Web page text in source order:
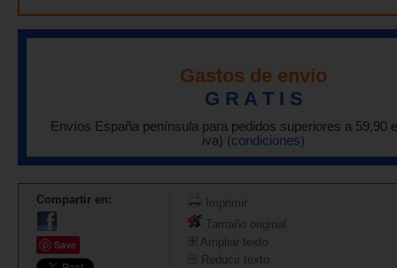
Gastos de envío
G R A T I S
Envíos España península para pedidos superiores a 59,90
iva) (condiciones)
Compartir en:
Save
Imprimir
Tamaño original
Ampliar texto
Reducir texto